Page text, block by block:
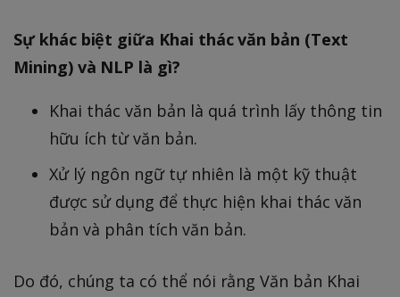
Sự khác biệt giữa Khai thác văn bản (Text
Mining) và NLP là gì?
Khai thác văn bản là quá trình lấy thông tin
hữu ích từ văn bản.
Xử lý ngôn ngữ tự nhiên là một kỹ thuật
được sử dụng để thực hiện khai thác văn
bản và phân tích văn bản.
Do đó, chúng ta có thể nói rằng Văn bản Khai